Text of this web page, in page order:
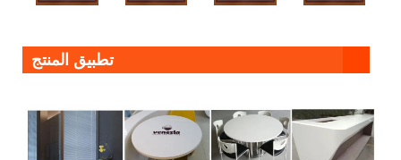
تطبيق المنتج